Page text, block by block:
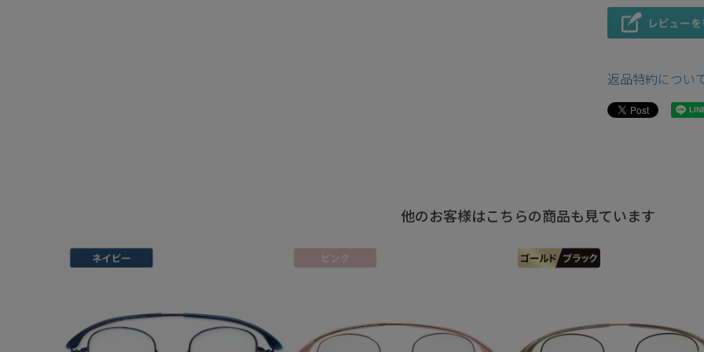
返品特約につい
他のお客様はこちらの商品も見ています